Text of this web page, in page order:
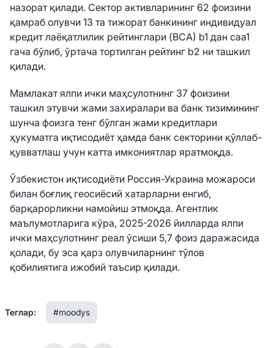
назорат қилади. Сектор активларининг 62 фоизини
қамраб олувчи 13 та тижорат банкининг индивидуал
кредит лаёқатлилик рейтинглари (BCА) b1 дан саа1
гача бўлиб, ўртача тортилган рейтинг b2 ни ташкил
қилади.
Мамлакат ялпи ички маҳсулотнинг 37 фоизини
ташкил этувчи жами захиралари ва банк тизимининг
шунча фоизга тенг бўлган жами кредитлари
ҳукуматга иқтисодиёт ҳамда банк секторини қўллаб-
қувватлаш учун катта имкониятлар яратмоқда.
Ўзбекистон иқтисодиёти Россия-Украина можароси
билан боғлиқ геосиёсий хатарларни енгиб,
барқарорликни намойиш этмоқда. Агентлик
маълумотларига кўра, 2025-2026 йилларда ялпи
ички маҳсулотнинг реал ўсиши 5,7 фоиз даражасида
қолади, бу эса қарз олувчиларнинг тўлов
қобилиятига ижобий таъсир қилади.
Теглар: #moodys